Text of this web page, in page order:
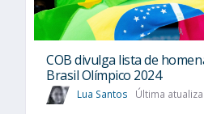
COB divulga lista de
Brasil Olímpico 2024
Lua Santos Última